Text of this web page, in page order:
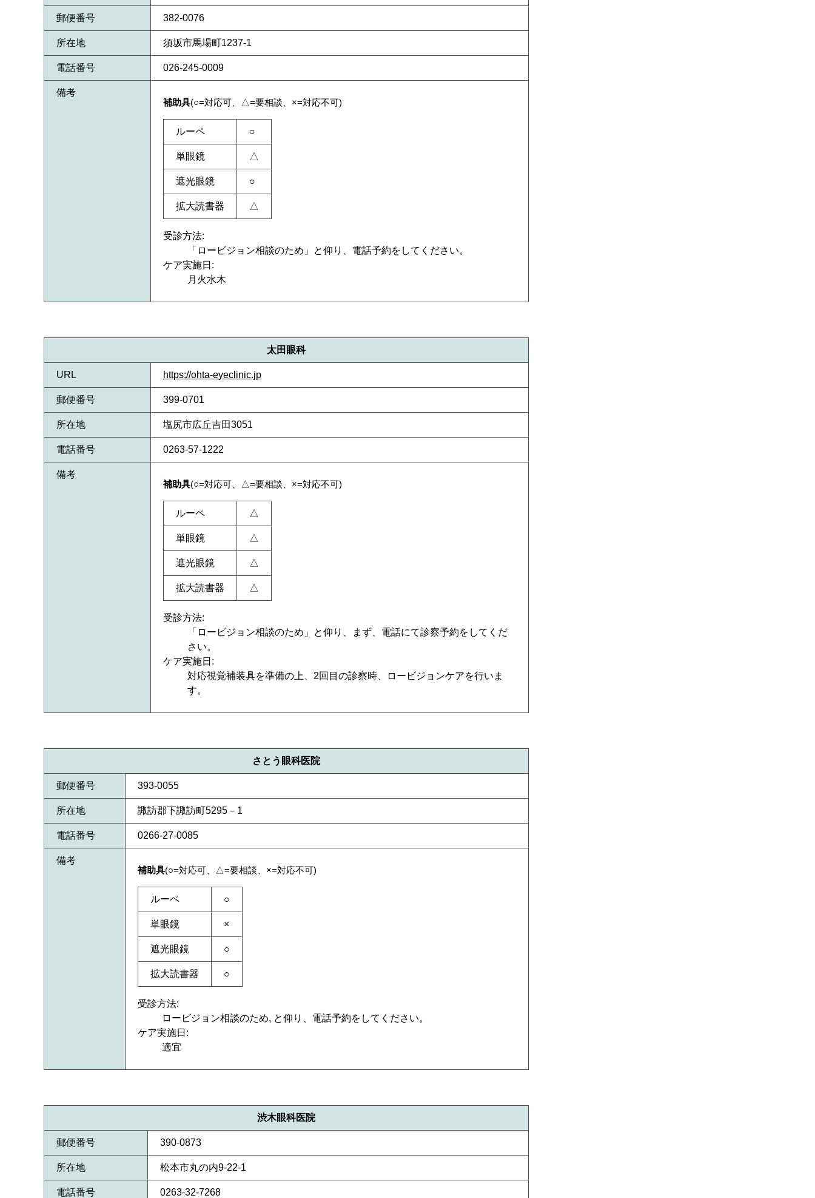
郵便番号 382-0076
所在地 須坂市馬場町1237-1
電話番号 026-245-0009
備考
補助具(○=対応可、△=要相談、×=対応不可)
ルーペ ○
単眼鏡 △
遮光眼鏡 ○
拡大読書器 △
受診方法:
「ロービジョン相談のため」と仰り、電話予約をしてください。
ケア実施日:
月火水木
太田眼科
URL https://ohta-eyeclinic.jp
郵便番号 399-0701
所在地 塩尻市広丘吉田3051
電話番号 0263-57-1222
備考
補助具(○=対応可、△=要相談、×=対応不可)
ルーペ △
単眼鏡 △
遮光眼鏡 △
拡大読書器 △
受診方法:
「ロービジョン相談のため」と仰り、まず、電話にて診察予約をしてくだ
さい。
ケア実施日:
対応視覚補装具を準備の上、2回目の診察時、ロービジョンケアを行いま
す。
さとう眼科医院
郵便番号 393-0055
所在地 諏訪郡下諏訪町5295－1
電話番号 0266-27-0085
備考
補助具(○=対応可、△=要相談、×=対応不可)
ルーペ ○
単眼鏡 ×
遮光眼鏡 ○
拡大読書器 ○
受診方法:
ロービジョン相談のため, と仰り、電話予約をしてください。
ケア実施日:
適宜
渋木眼科医院
郵便番号 390-0873
所在地 松本市丸の内9-22-1
電話番号 0263-32-7268